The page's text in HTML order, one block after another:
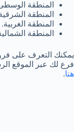
المنطقة
المنطقة
المنطقة الغربية.
المنطقة
يمكنك التعرف على
فرع لك عبر الموقع
هنا.